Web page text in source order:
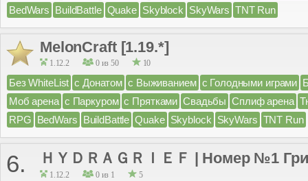
BedWars BuildBattle Quake Skyblock SkyWars TNT Run
MelonCraft [1.19.*]
1.12.2 0 из 50 10
Без WhiteList с Донатом с Выживанием с Голодными играми
Моб арена с Паркуром с Прятками Свадьбы Сплиф арена
RPG BedWars BuildBattle Quake Skyblock SkyWars TNT Run
6. ＨＹＤＲＡＧＲＩＥＦ | Номер №1
1.12.2 0 из 1 5